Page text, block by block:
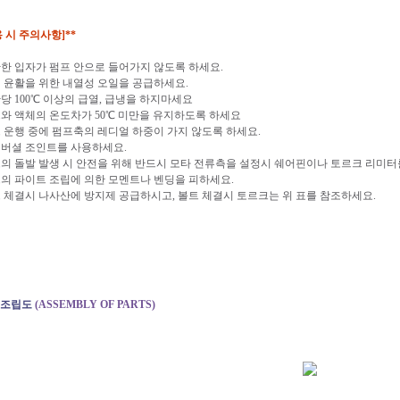
시 주의사항]**
입자가 펌프 안으로 들어가지 않도록 하세요.
활을 위한 내열성 오일을 공급하세요.
100℃ 이상의 급열, 급냉을 하지마세요
액체의 온도차가 50℃ 미만을 유지하도록 하세요
행 중에 펌프축의 레디얼 하중이 가지 않도록 하세요.
셜 조인트를 사용하세요.
돌발 발생 시 안전을 위해 반드시 모타 전류측을 설정시 쉐어핀이나 토르크 리미터
파이트 조립에 의한 모멘트나 벤딩을 피하세요.
결시 나사산에 방지제 공급하시고, 볼트 체결시 토르크는 위 표를 참조하세요.
립도 (ASSEMBLY OF PARTS)